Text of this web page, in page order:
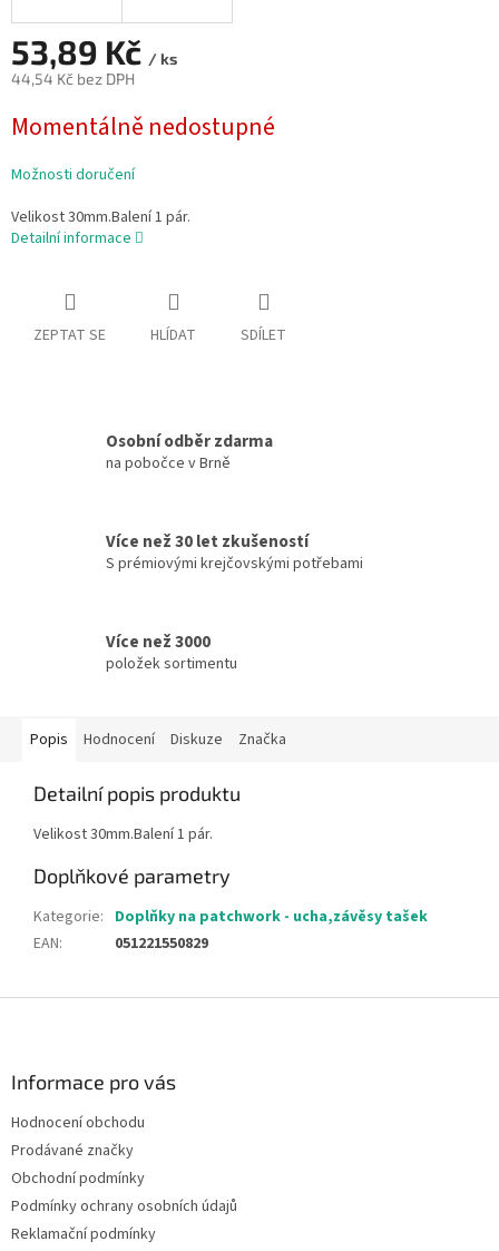
53,89 Kč / ks
44,54 Kč bez DPH
cena:
Momentálně nedostupné
Možnosti doručení
Velikost 30mm.Balení 1 pár.
Detailní informace
ZEPTAT SE HLÍDAT SDÍLET
Osobní odběr zdarma
na pobočce v Brně
Více než 30 let zkušeností
S prémiovými krejčovskými potřebami
Více než 3000
položek sortimentu
Popis Hodnocení Diskuze Značka
Detailní popis produktu
Velikost 30mm.Balení 1 pár.
Doplňkové parametry
Kategorie: Doplňky na patchwork - ucha,závěsy tašek
EAN: 051221550829
Informace pro vás
Hodnocení obchodu
Prodávané značky
Obchodní podmínky
Podmínky ochrany osobních údajů
Reklamační podmínky